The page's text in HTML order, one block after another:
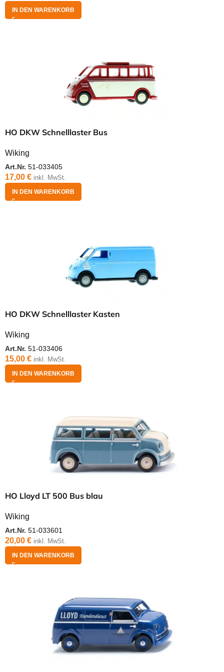
IN DEN WARENKORB
HO DKW Schnelllaster Bus
Wiking
Art.Nr. 51-033405
17,00 € inkl. MwSt.
IN DEN WARENKORB
HO DKW Schnelllaster Kasten
Wiking
Art.Nr. 51-033406
15,00 € inkl. MwSt.
IN DEN WARENKORB
HO Lloyd LT 500 Bus blau
Wiking
Art.Nr. 51-033601
20,00 € inkl. MwSt.
IN DEN WARENKORB